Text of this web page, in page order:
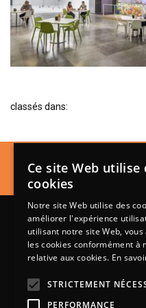
BIBLIOTHÈQUE
TABLE BASSE
FAUTEUILS
SALLES À MANGER
BAHUT
CONVERTIBLE
MATELAS
classés dans:
Un produit vous
intéresse ?
Lundi de 14h à 18h30
Mardi à vendredi de
Ce site Web utilise
cookies
Notre site Web utilise des
améliorer l'expérience
utilisant notre site Web,
les cookies conformément à
relative aux cookies. En
STRICTEMENT
PERFORMANCE